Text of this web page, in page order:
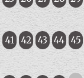
41 42 43 44 45